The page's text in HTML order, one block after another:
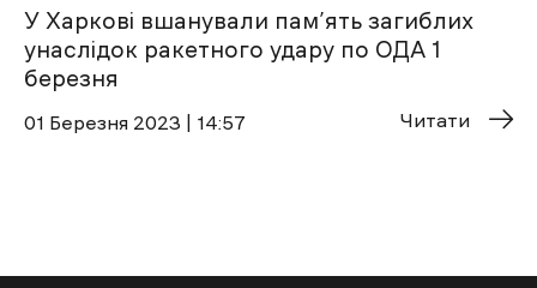
У Харкові вшанували пам’ять загиблих
унаслідок ракетного удару по ОДА 1
березня
01 Березня 2023 | 14:57 Читати